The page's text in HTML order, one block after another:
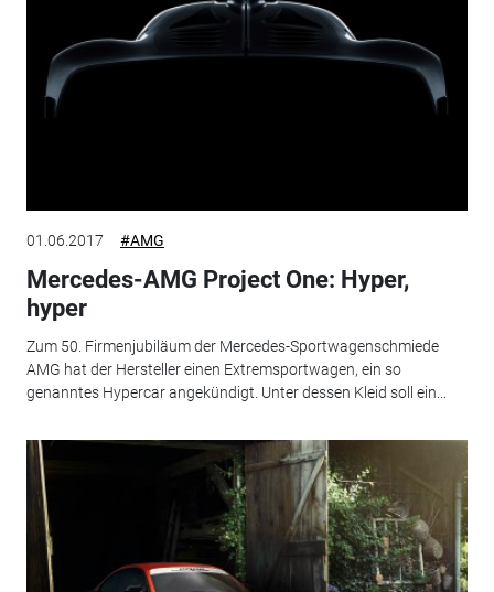
01.06.2017 #AMG
Mercedes-AMG Project One: Hyper,
hyper
Zum 50. Firmenjubiläum der Mercedes-Sportwagenschmiede
AMG hat der Hersteller einen Extremsportwagen, ein so
genanntes Hypercar angekündigt. Unter dessen Kleid soll ein...